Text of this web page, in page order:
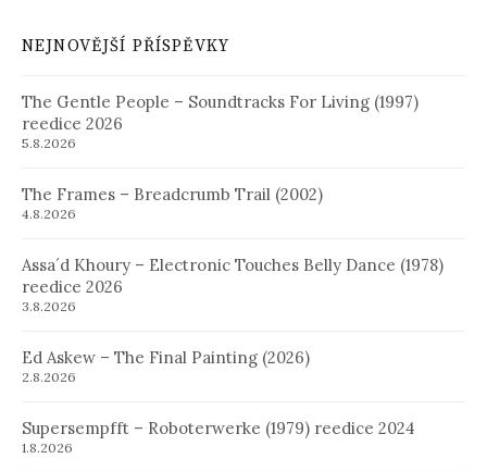
NEJNOVĚJŠÍ PŘÍSPĚVKY
The Gentle People – Soundtracks For Living (1997)
reedice 2026
5.8.2026
The Frames – Breadcrumb Trail (2002)
4.8.2026
Assa´d Khoury – Electronic Touches Belly Dance (1978)
reedice 2026
3.8.2026
Ed Askew – The Final Painting (2026)
2.8.2026
Supersempfft – Roboterwerke (1979) reedice 2024
1.8.2026